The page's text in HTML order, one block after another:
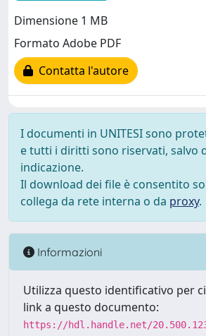
Dimensione 1 MB
Formato Adobe PDF
Contatta l'autore
I documenti in UNITESI sono
e tutti i diritti sono riservati, salvo
indicazione.
Il download dei file è consentito
collega da rete interna o da proxy.
Informazioni
Utilizza questo identificativo per
link a questo documento:
https://hdl.handle.net/